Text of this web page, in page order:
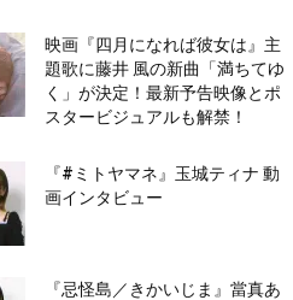
映画『四月になれば彼女は』主
題歌に藤井 風の新曲「満ちてゆ
く」が決定！最新予告映像とポ
スタービジュアルも解禁！
『#ミトヤマネ』玉城ティナ 動
画インタビュー
『忌怪島／きかいじま』當真あ